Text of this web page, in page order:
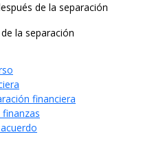
de la separación
la separación
financiera